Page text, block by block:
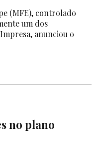
(MFE), controlado
um dos
anunciou o
no plano